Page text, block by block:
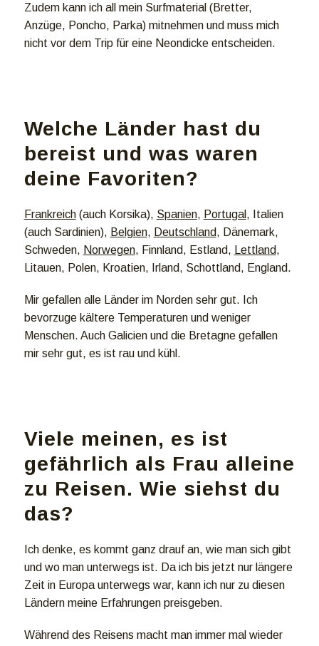
Zudem kann ich all mein Surfmaterial (Bretter,
Anzüge, Poncho, Parka) mitnehmen und muss mich
nicht vor dem Trip für eine Neondicke entscheiden.
Welche Länder hast du
bereist und was waren
deine Favoriten?
Frankreich(auch Korsika), Spanien, Portugal , Italien
(auch Sardinien), Belgien, Deutschland, Dänemark,
Schweden, Norwegen, Finnland, Estland, Lettland,
Litauen, Polen, Kroatien, Irland, Schottland, England.
Mir gefallen alle Länder im Norden sehr gut. Ich
bevorzuge kältere Temperaturen und weniger
Menschen. Auch Galicien und die Bretagne gefallen
mir sehr gut, es ist rau und kühl.
Viele meinen, es ist
gefährlich als Frau alleine
zu Reisen. Wie siehst du
das?
Ich denke, es kommt ganz drauf an, wie man sich gibt
und wo man unterwegs ist. Da ich bis jetzt nur längere
Zeit in Europa unterwegs war, kann ich nur zu diesen
Ländern meine Erfahrungen preisgeben.
Während des Reisens macht man immer mal wieder